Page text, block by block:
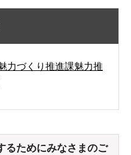
力づくり推進課魅力推
るためにみなさまのご